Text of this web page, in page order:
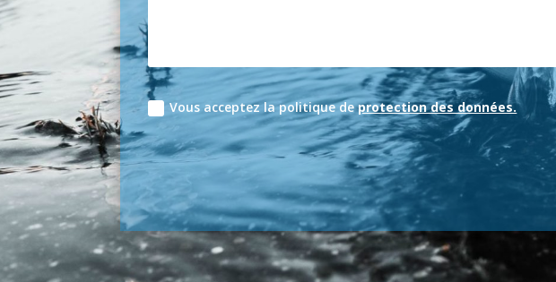
Vous acceptez la politique deprotection des données.